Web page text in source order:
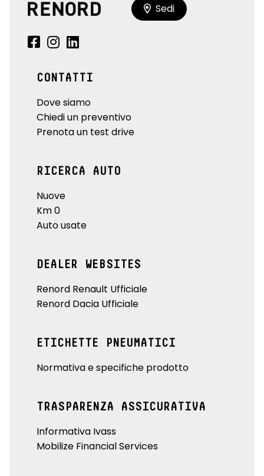
Sedi
CONTATTI
Dove siamo
Chiedi un preventivo
Prenota un test drive
RICERCA AUTO
Nuove
Km 0
Auto usate
DEALER WEBSITES
Renord Renault Ufficiale
Renord Dacia Ufficiale
ETICHETTE PNEUMATICI
Normativa e specifiche prodotto
TRASPARENZA ASSICURATIVA
Informativa Ivass
Mobilize Financial Services